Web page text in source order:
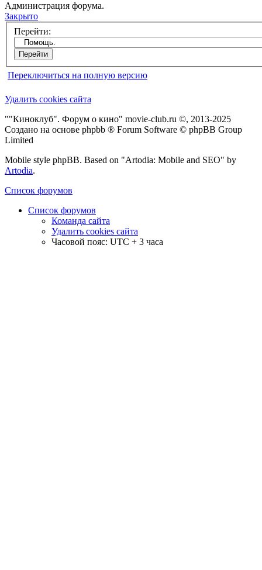
Администрация форума.
Закрыто
Перейти:
Переключиться на полную версию
Удалить cookies сайта
""Киноклуб". Форум о кино" movie-club.ru ©, 2013-2025
Создано на основе phpbb ® Forum Software © phpBB Group
Limited
Mobile style phpBB. Based on "Artodia: Mobile and SEO" by
Artodia.
Список форумов
Список форумов
Команда сайта
Удалить cookies сайта
Часовой пояс: UTC + 3 часа